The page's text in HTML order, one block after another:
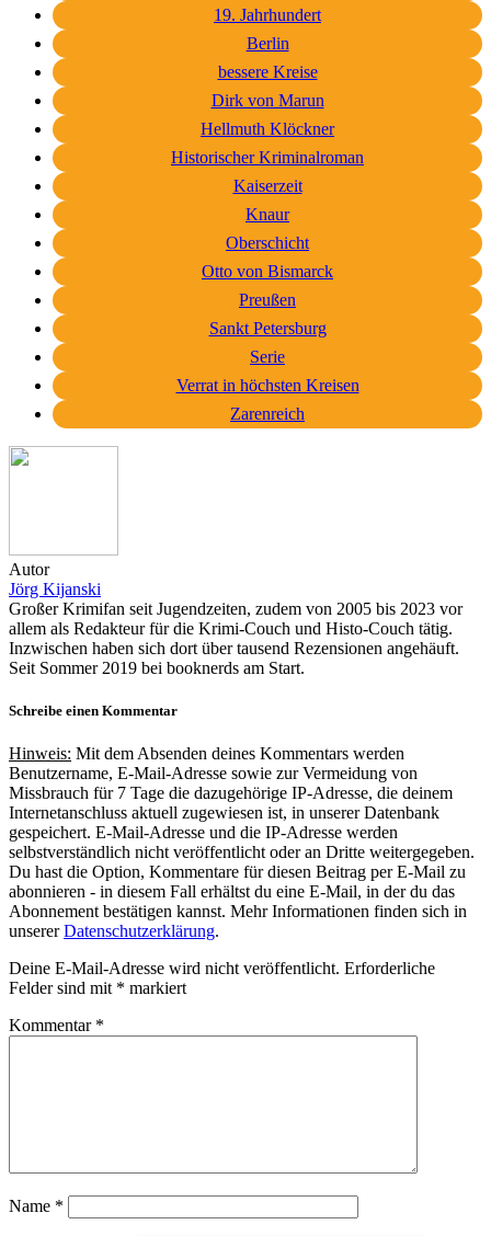
19. Jahrhundert
Berlin
bessere Kreise
Dirk von Marun
Hellmuth Klöckner
Historischer Kriminalroman
Kaiserzeit
Knaur
Oberschicht
Otto von Bismarck
Preußen
Sankt Petersburg
Serie
Verrat in höchsten Kreisen
Zarenreich
Autor
Jörg Kijanski
Großer Krimifan seit Jugendzeiten, zudem von 2005 bis 2023 vor
allem als Redakteur für die Krimi-Couch und Histo-Couch tätig.
Inzwischen haben sich dort über tausend Rezensionen angehäuft.
Seit Sommer 2019 bei booknerds am Start.
Schreibe einen Kommentar
Hinweis: Mit dem Absenden deines Kommentars werden
Benutzername, E-Mail-Adresse sowie zur Vermeidung von
Missbrauch für 7 Tage die dazugehörige IP-Adresse, die deinem
Internetanschluss aktuell zugewiesen ist, in unserer Datenbank
gespeichert. E-Mail-Adresse und die IP-Adresse werden
selbstverständlich nicht veröffentlicht oder an Dritte weitergegeben.
Du hast die Option, Kommentare für diesen Beitrag per E-Mail zu
abonnieren - in diesem Fall erhältst du eine E-Mail, in der du das
Abonnement bestätigen kannst. Mehr Informationen finden sich in
unsererDatenschutzerklärung.
Deine E-Mail-Adresse wird nicht veröffentlicht. Erforderliche
Felder sind mit * markiert
Kommentar *
Name *